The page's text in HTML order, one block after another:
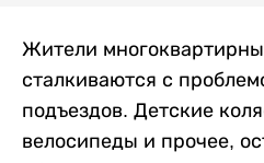
Жители
сталкиваются с
подъездов. Детские
велосипеды и прочее,